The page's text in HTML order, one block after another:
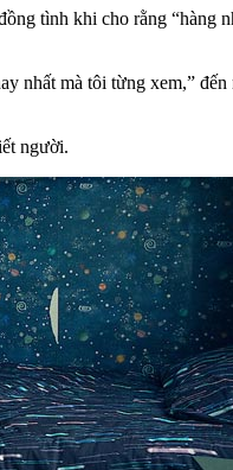
tình khi cho rằng “hàng
nhất mà tôi từng xem,”
người.